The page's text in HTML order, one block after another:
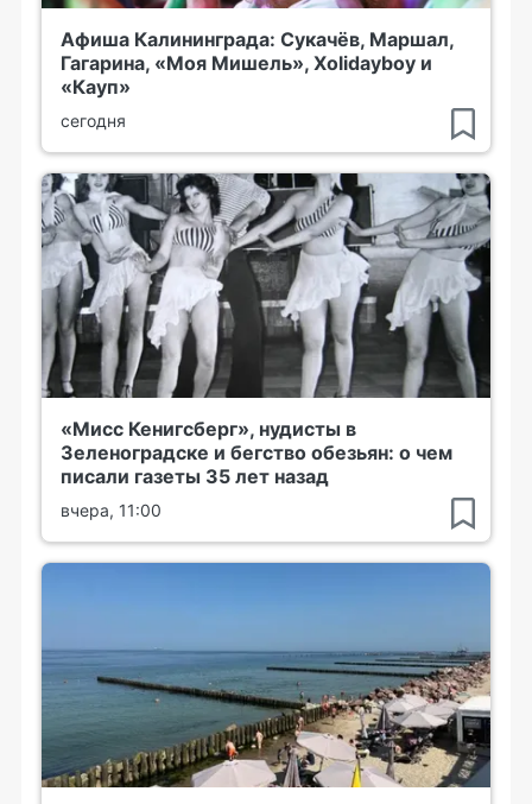
Афиша Калининграда: Сукачёв, Маршал,
Гагарина, «Моя Мишель», Xolidayboy и
«Кауп»
сегодня
«Мисс Кенигсберг», нудисты в
Зеленоградске и бегство обезьян: о чем
писали газеты 35 лет назад
вчера, 11:00